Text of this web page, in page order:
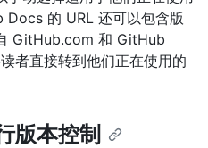
的 URL 还可以包含版
GitHub.com 和 GitHub
者直接转到他们正在使用的
版本控制